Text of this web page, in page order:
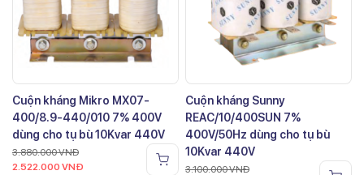
Cuộn kháng Mikro MX07-
400/8.9-440/010 7% 400V
dùng cho tụ bù 10Kvar 440V
3.880.000VNĐ
2.522.000 VNĐ
Cuộn kháng Sunny
REAC/10/400SUN 7%
400V/50Hz dùng cho tụ bù
10Kvar 440V
3.100.000VNĐ